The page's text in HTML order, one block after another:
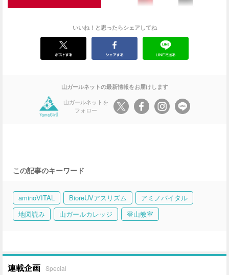
いいね！と思ったらシェアしてね
山ガールネットの最新情報をお届けします
山ガールネットを
フォロー
この記事のキーワード
aminoVITAL BioreUVアスリズム
アミノバイタル
地図読み
山ガールカレッジ 登山教室
連載企画 Special